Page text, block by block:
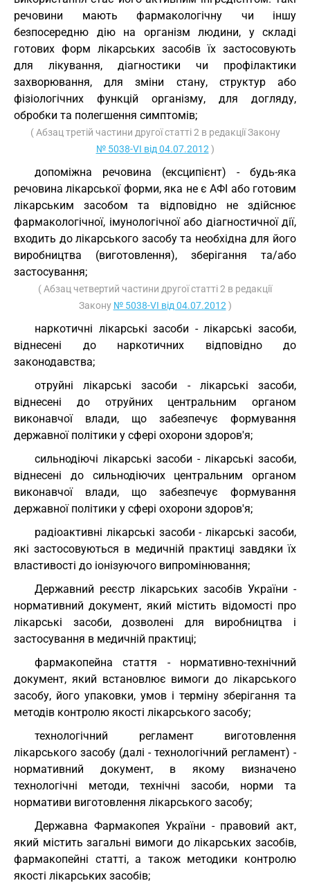
речовини мають фармакологічну чи іншу
безпосередню дію на організм людини, у складі
готових форм лікарських засобів їх застосовують
для лікування, діагностики чи профілактики
захворювання, для зміни стану, структур або
фізіологічних функцій організму, для догляду,
обробки та полегшення симптомів;
( Абзац третій частини другої статті 2 в редакції Закону
№ 5038-VI від 04.07.2012 )
допоміжна речовина (ексципієнт) - будь-яка
речовина лікарської форми, яка не є АФІ або готовим
лікарським засобом та відповідно не здійснює
фармакологічної, імунологічної або діагностичної дії,
входить до лікарського засобу та необхідна для його
виробництва (виготовлення), зберігання та/або
застосування;
( Абзац четвертий частини другої статті 2 в редакції
Закону № 5038-VI від 04.07.2012 )
наркотичні лікарські засоби - лікарські засоби,
віднесені до наркотичних відповідно до
законодавства;
отруйні лікарські засоби - лікарські засоби,
віднесені до отруйних центральним органом
виконавчої влади, що забезпечує формування
державної політики у сфері охорони здоров'я;
сильнодіючі лікарські засоби - лікарські засоби,
віднесені до сильнодіючих центральним органом
виконавчої влади, що забезпечує формування
державної політики у сфері охорони здоров'я;
радіоактивні лікарські засоби - лікарські засоби,
які застосовуються в медичній практиці завдяки їх
властивості до іонізуючого випромінювання;
Державний реєстр лікарських засобів України -
нормативний документ, який містить відомості про
лікарські засоби, дозволені для виробництва і
застосування в медичній практиці;
фармакопейна стаття - нормативно-технічний
документ, який встановлює вимоги до лікарського
засобу, його упаковки, умов і терміну зберігання та
методів контролю якості лікарського засобу;
технологічний регламент виготовлення
лікарського засобу (далі - технологічний регламент) -
нормативний документ, в якому визначено
технологічні методи, технічні засоби, норми та
нормативи виготовлення лікарського засобу;
Державна Фармакопея України - правовий акт,
який містить загальні вимоги до лікарських засобів,
фармакопейні статті, а також методики контролю
якості лікарських засобів;